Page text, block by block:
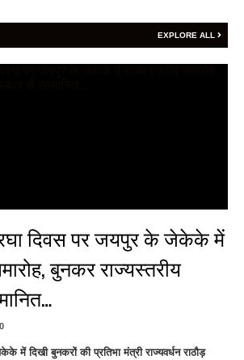
EXPLORE ALL
दिवस पर जयपुर के जेकेके में
बुनकर राज्यस्तरीय
में दिखी बुनकरों की प्रतिभा मंत्री राज्यवर्धन राठौड़